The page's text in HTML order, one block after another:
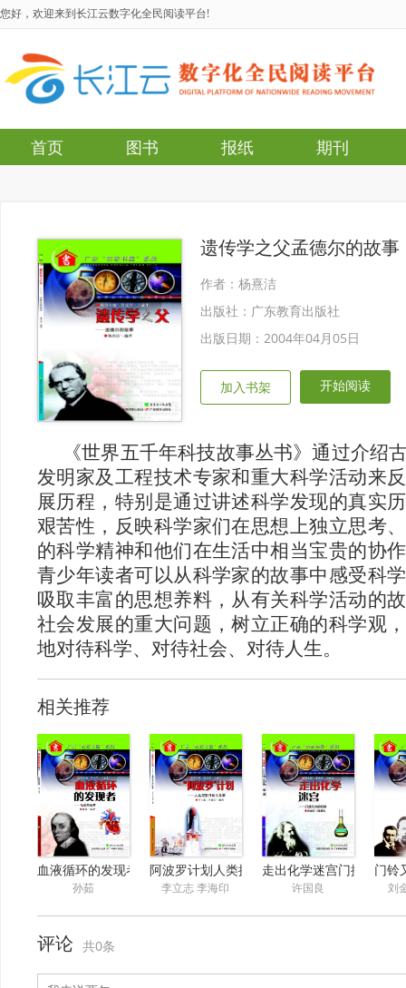
您好，欢迎来到长江云数字化全民阅读平台!
首页 图书 报纸 期刊
遗传学之父孟德尔的故事
作者：杨熹洁
出版社：广东教育出版社
出版日期：2004年04月05日
加入书架 开始阅读
《世界五千年科技故事丛书》通过介绍
发明家及工程技术专家和重大科学活动来
展历程，特别是通过讲述科学发现的真实
艰苦性，反映科学家们在思想上独立思考
的科学精神和他们在生活中相当宝贵的协
青少年读者可以从科学家的故事中感受科
吸取丰富的思想养料，从有关科学活动的
社会发展的重大问题，树立正确的科学观
地对待科学、对待社会、对待人生。
相关推荐
血液循环的发现者哈维的故事
孙茹
阿波罗计划人类探索月球的故事
李立志 李海印
走出化学迷宫门捷列夫的
许国良
门铃
刘
评论 共0条